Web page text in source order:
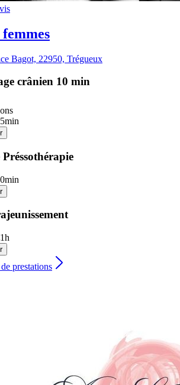
Bagot, 22950, Trégueux
crânien 10 min
Préssothérapie
1h
prestations